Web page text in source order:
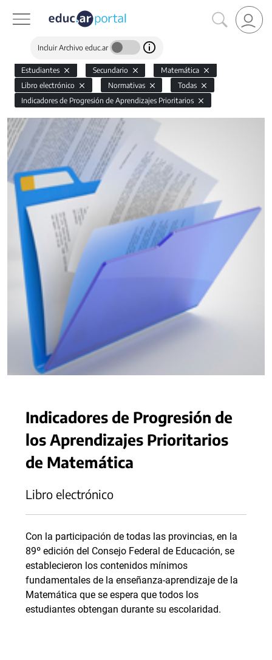
Incluir Archivo educ.ar
Estudiantes Secundario
Matemática
Libro electrónico
Normativas
Todas
Indicadores de Progresión de Aprendizajes Prioritarios
Indicadores de Progresión de
los Aprendizajes Prioritarios
de Matemática
Libro electrónico
Con la participación de todas las provincias, en la
89º edición del Consejo Federal de Educación, se
establecieron los contenidos mínimos
fundamentales de la enseñanza-aprendizaje de la
Matemática que se espera que todos los
estudiantes obtengan durante su escolaridad.